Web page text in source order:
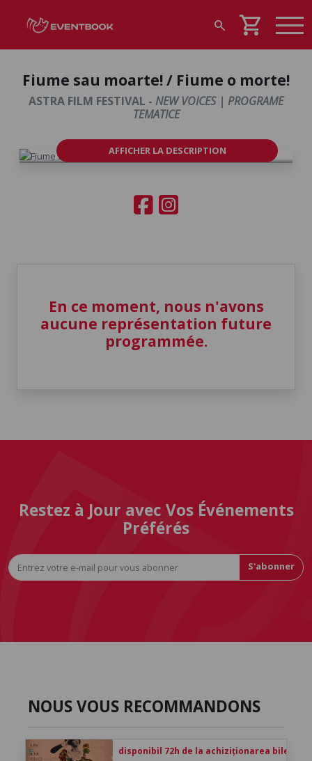
search shopping_cart
Fiume sau moarte! / Fiume o morte!
ASTRA FILM FESTIVAL - NEW VOICES | PROGRAME
TEMATICE
AFFICHER LA DESCRIPTION
En ce moment, nous n'avons
aucune représentation future
programmée.
Restez à Jour avec Vos Événements
Préférés
S'abonner
NOUS VOUS RECOMMANDONS
disponibil 72h de la achiziționarea biletului